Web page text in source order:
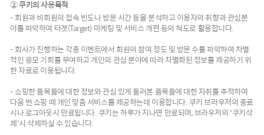
② 쿠키의 사용목적
- 회원과 비회원의 접속 빈도나 방문 시간 등을 분석하고 이용자의 취향과 관심분
야를 파악하여 타겟(Target) 마케팅 및 서비스 개편 등의 척도로 활용합니다.
- 회사가 진행하는 각종 이벤트에서 회원의 참여 정도 및 방문 수를 파악하여 차별
적인 응모 기회를 부여하고 개인의 관심 분야에 따라 차별화된 정보를 제공하기 위
한 자료로 이용됩니다.
- 쇼핑한 품목들에 대한 정보와 관심 있게 둘러본 품목들에 대한 자취를 추적하여
다음 번 쇼핑 때 개인 맞춤 서비스를 제공하는데 이용합니다. 쿠키 브라우저의 종료
시나 로그아웃시 만료됩니다. 쿠키는 하루가 지나면 만료되며, 브라우저의 '쿠키삭
제'시 삭제하실 수 있습니다.